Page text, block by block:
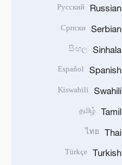
Russian
Русский
Serbian
Српски
Sinhala
සිංහල
Spanish
Español
Swahili
Kiswahili
Tamil
தமிழ்
Thai
ไทย
Turkish
Türkçe